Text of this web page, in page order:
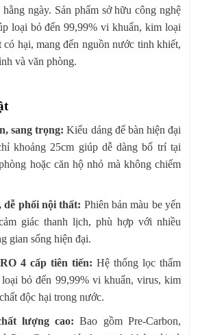
ngày. Sản phẩm sở hữu công nghệ
loại bỏ đến 99,99% vi khuẩn, kim loại
có hại, mang đến nguồn nước tinh khiết,
và văn phòng.
sang trọng: Kiểu dáng để bàn hiện đại
khoảng 25cm giúp dễ dàng bố trí tại
hoặc căn hộ nhỏ mà không chiếm
dễ phối nội thất: Phiên bản màu be yến
giác thanh lịch, phù hợp với nhiều
gian sống hiện đại.
4 cấp tiên tiến: Hệ thống lọc thẩm
bỏ đến 99,99% vi khuẩn, virus, kim
độc hại trong nước.
lượng cao: Bao gồm Pre-Carbon,